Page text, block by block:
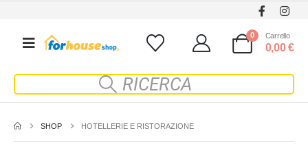
0 Carrello
0,00€
SHOP HOTELLERIE E RISTORAZIONE